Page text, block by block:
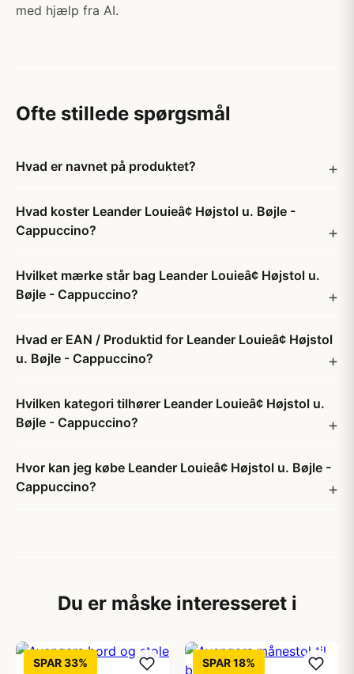
med hjælp fra AI.
Ofte stillede spørgsmål
Hvad er navnet på produktet?
Hvad koster Leander Louieâ¢ Højstol u. Bøjle -
Cappuccino?
Hvilket mærke står bag Leander Louieâ¢ Højstol u.
Bøjle - Cappuccino?
Hvad er EAN / Produktid for Leander Louieâ¢ Højstol
u. Bøjle - Cappuccino?
Hvilken kategori tilhører Leander Louieâ¢ Højstol u.
Bøjle - Cappuccino?
Hvor kan jeg købe Leander Louieâ¢ Højstol u. Bøjle -
Cappuccino?
Du er måske interesseret i
SPAR 33% SPAR 18%